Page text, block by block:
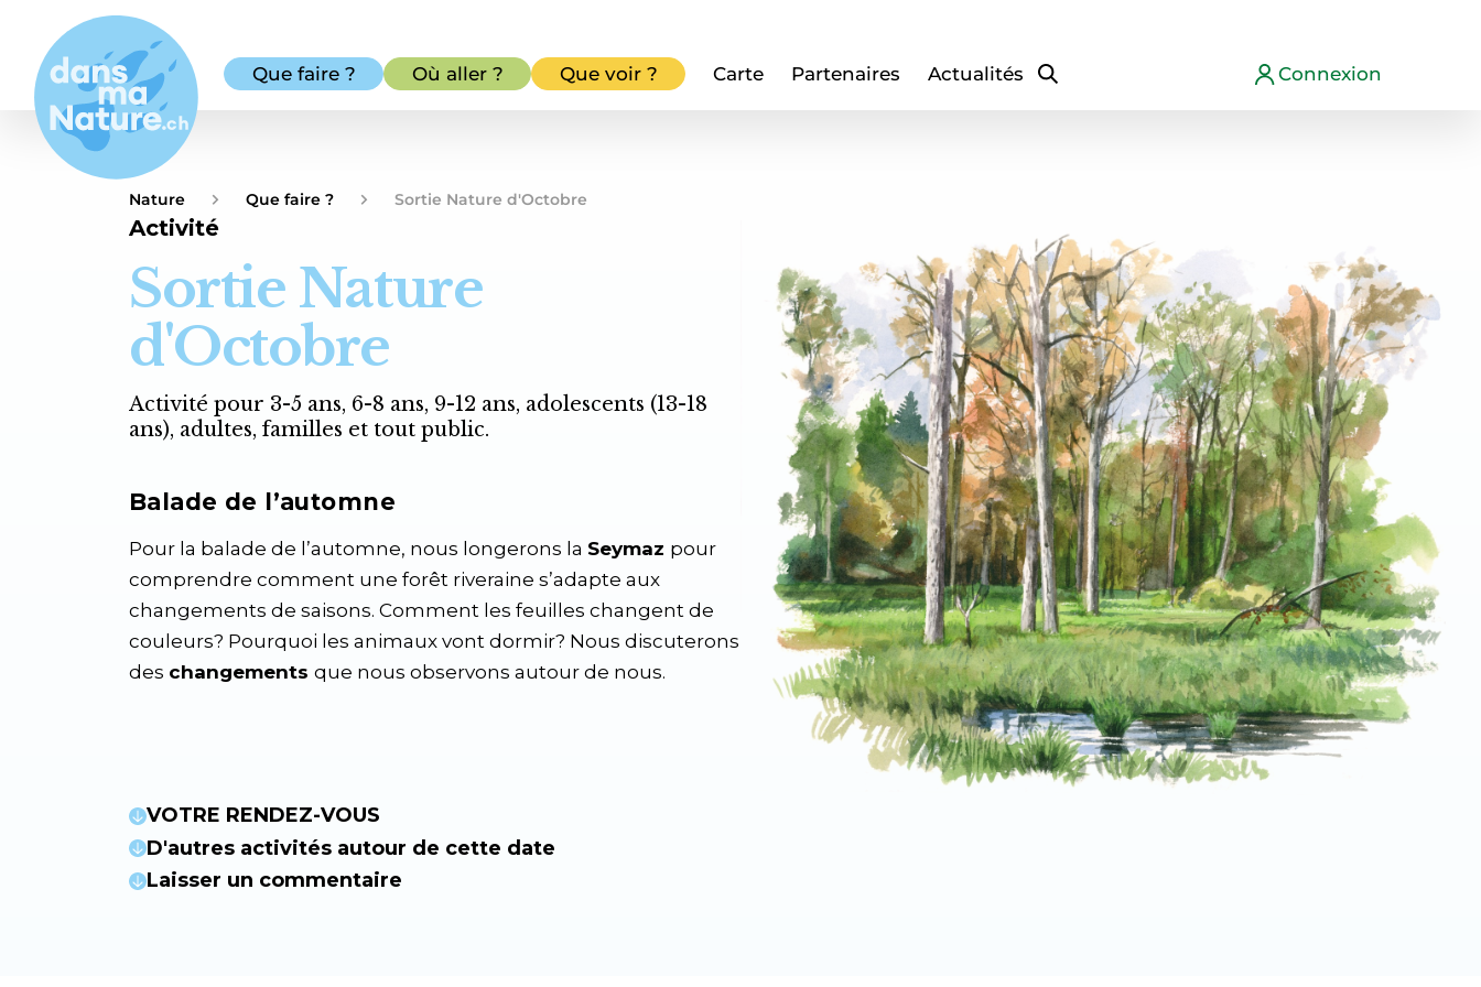
Que faire ? Où aller ? Que voir ? Carte Partenaires Actualités Connexion
Nature Que faire ? Sortie Nature d'Octobre
Activité
Sortie Nature
d'Octobre
Activité pour 3-5 ans, 6-8 ans, 9-12 ans, adolescents (13-18
ans), adultes, familles et tout public.
Balade de l’automne
Pour la balade de l’automne, nous longerons la Seymaz pour
comprendre comment une forêt riveraine s’adapte aux
changements de saisons. Comment les feuilles changent de
couleurs? Pourquoi les animaux vont dormir? Nous discuterons
des changements que nous observons autour de nous.
VOTRE RENDEZ-VOUS
D'autres activités autour de cette date
Laisser un commentaire